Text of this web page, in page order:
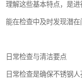
理解这些基本特点，是
能在检查中及时发现潜在
日常检查与清洁要点
日常检查是确保不锈钢人